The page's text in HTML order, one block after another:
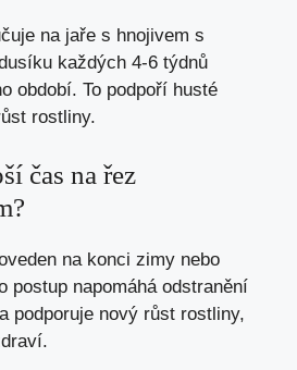
na jaře s hnojivem s
každých 4-6 týdnů
období. To podpoří husté
rostliny.
čas na řez
na konci zimy nebo
postup napomáhá odstranění
podporuje nový růst rostliny,